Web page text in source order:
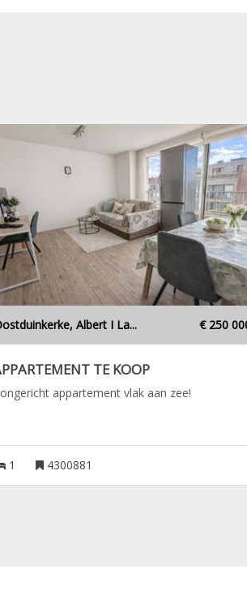
Albert I La... € 250
TE KOOP
appartement vlak aan zee!
1 4300881